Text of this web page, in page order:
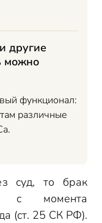
другие
можно
функционал:
различные
суд, то брак
с момента
(ст. 25 СК РФ).